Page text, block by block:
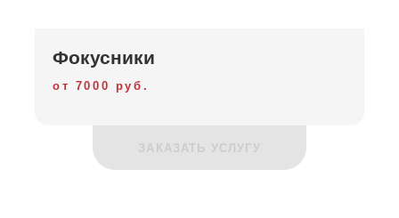
Фокусники
от 7000 руб.
ЗАКАЗАТЬ УСЛУГУ